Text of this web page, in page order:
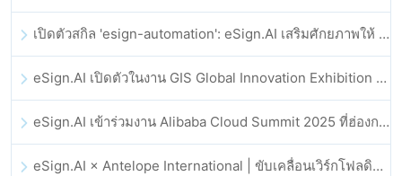
เปิดตัวสกิล 'esign-automation': eSign.AI เสริมศักยภาพให้ OpenClaw ด้วยลายเซ็นอิเล็กทรอนิกส์อัตโนมัติ
eSign.AI เปิดตัวในงาน GIS Global Innovation Exhibition 2025
eSign.AI เข้าร่วมงาน Alibaba Cloud Summit 2025 ที่ฮ่องกง เพื่อขับเคลื่อนนวัตกรรมคลาวด์ที่ขับเคลื่อนด้วย AI และความเชื่อมั่นทางดิจิทัล
eSign.AI × Antelope International | ขับเคลื่อนเวิร์กโฟลดิจิทัลที่ปลอดภัยและขับเคลื่อนด้วย AI